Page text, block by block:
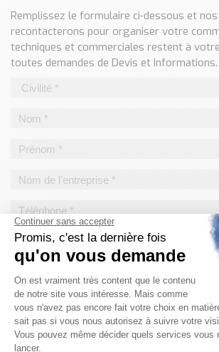
Classé par marque
ENDRESS+HAUSER
SICK
SCHMERSAL
IDEM SAFETY
Téléchargement (Logiciels,
Convertisseur de pression
Formulaire Débitmètre
Calculateur maintien en température
Calculateur Chauffage/Liquide/Gaz
Blog
Nos Réalisations
Conseils et Actualités
Remplissez le formulaire ci-dessous et
recontacterons pour organiser votre
techniques et commerciales restent à
toutes demandes de Devis et Informations.